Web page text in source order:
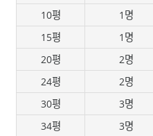
10평
1명
15평
1명
20평
2명
24평
2명
30평
3명
34평
3명